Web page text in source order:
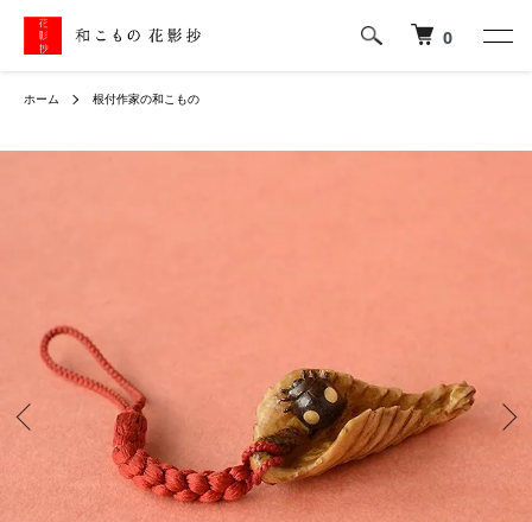
0
ホーム 根付作家の和こもの